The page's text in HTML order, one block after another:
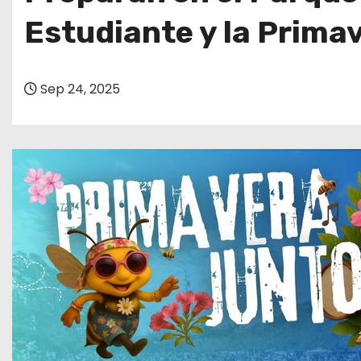
Estudiante y la
Sep 24, 2025